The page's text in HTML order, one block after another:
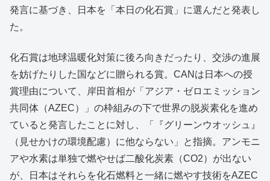
発言に基づき、日本を「本日の化石賞」に選んだと発表し
た。
化石賞は地球温暖化対策に後ろ向きだったり、交渉の進展
を妨げたりした国などに贈られる賞。CANは日本への授
賞理由について、岸田首相が「アジア・ゼロエミッション
共同体（AZEC）」の枠組みの下で世界の脱炭素化を進め
ていると発言したことに対し、「『グリーンウオッシュ』
（見せかけの環境配慮）に他ならない」と指摘。アンモニ
アや水素は単独で燃やせば二酸化炭素（CO2）が出ない
が、日本はそれらを化石燃料と一緒に燃やす技術をAZEC